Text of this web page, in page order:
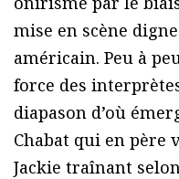
mise en scène
américain. Peu à
force des
diapason d’où
Chabat qui en père
Jackie traînant